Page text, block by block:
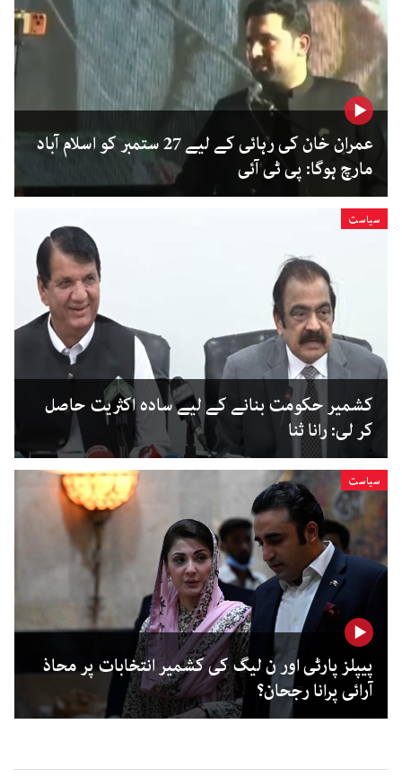
عمران خان کی رہائی کے لیے 27 ستمبر کو اسلام آباد
مارچ ہوگا: پی ٹی آئی
سیاست
کشمیر حکومت بنانے کے لیے سادہ اکثریت حاصل
کر لی: رانا ثنا
سیاست
پیپلز پارٹی اور ن لیگ کی کشمیر انتخابات پر محاذ
آرائی پرانا رجحان؟